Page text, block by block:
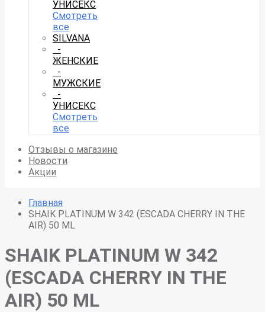
УНИСЕКС
Смотреть
все
SILVANA
-
ЖЕНСКИЕ
-
МУЖСКИЕ
-
УНИСЕКС
Смотреть
все
Отзывы о магазине
Новости
Акции
Главная
SHAIK PLATINUM W 342 (ESCADA CHERRY IN THE
AIR) 50 ML
SHAIK PLATINUM W 342
(ESCADA CHERRY IN THE
AIR) 50 ML